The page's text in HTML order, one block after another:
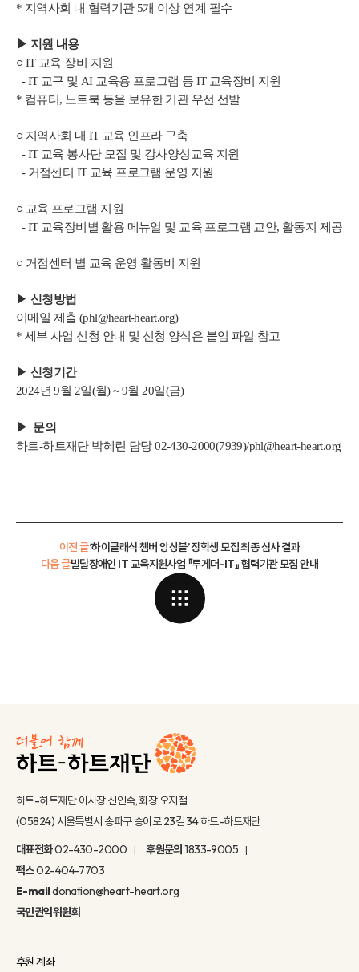
* 지역사회 내 협력기관 5개 이상 연계 필수
▶ 지원 내용
○ IT 교육 장비 지원
- IT 교구 및 AI 교육용 프로그램 등 IT 교육장비 지원
* 컴퓨터, 노트북 등을 보유한 기관 우선 선발
○ 지역사회 내 IT 교육 인프라 구축
- IT 교육 봉사단 모집 및 강사양성교육 지원
- 거점센터 IT 교육 프로그램 운영 지원
○ 교육 프로그램 지원
- IT 교육장비별 활용 메뉴얼 및 교육 프로그램 교안, 활동지 제공
○ 거점센터 별 교육 운영 활동비 지원
▶ 신청방법
이메일 제출 (phl@heart-heart.org)
* 세부 사업 신청 안내 및 신청 양식은 붙임 파일 참고
▶ 신청기간
2024년 9월 2일(월) ~ 9월 20일(금)
▶ 문의
하트-하트재단 박혜린 담당 02-430-2000(7939)/phl@heart-heart.org
이전 글‘하이클래식 챔버 앙상블’ 장학생 모집 최종 심사 결과
발달장애인 IT 교육지원사업 『투게더-IT』 협력기관 모집 안내
다음 글
하트-하트재단 이사장 신인숙, 회장 오지철
(05824) 서울특별시 송파구 송이로 23길 34 하트-하트재단
대표전화02-430-2000 후원문의1833-9005
팩스02-404-7703
E-maildonation@heart-heart.org
국민권익위원회
후원 계좌